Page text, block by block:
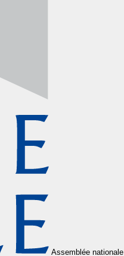
Assemblée nationale